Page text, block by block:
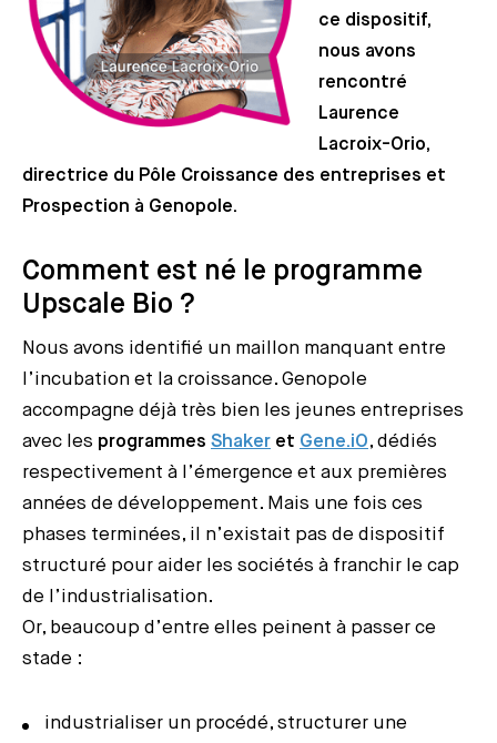
ce dispositif,
nous avons
rencontré
Laurence
Lacroix-Orio,
directrice du Pôle Croissance des entreprises et
Prospection à Genopole.
Comment est né le programme
Upscale Bio ?
Nous avons identifié un maillon manquant entre
l’incubation et la croissance. Genopole
accompagne déjà très bien les jeunes entreprises
avec les programmes Shaker et Gene.iO, dédiés
respectivement à l’émergence et aux premières
années de développement. Mais une fois ces
phases terminées, il n’existait pas de dispositif
structuré pour aider les sociétés à franchir le cap
de l’industrialisation.
Or, beaucoup d’entre elles peinent à passer ce
stade :
industrialiser un procédé, structurer une